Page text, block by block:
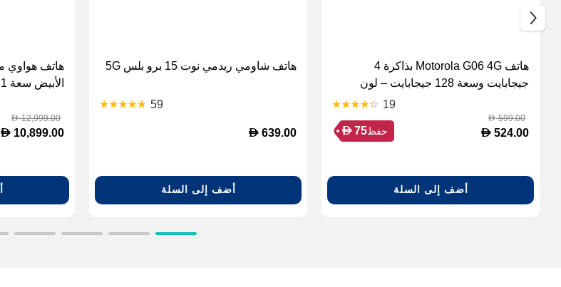
هاتف Motorola G06 4G بذاكرة 4
جيجابايت وسعة 128 جيجابايت – لون
19
D599.00
D 524.00 حفظ D 75
أضف إلى السلة
هاتف شاومي ريدمي نوت 15 برو بلس 5G
59
D 639.00
أضف إلى السلة
الأبيض سعة 1 تيرابايت
D12,999.00
D 10,899.00